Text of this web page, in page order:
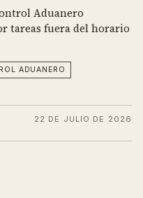
Aduanero
tareas fuera del horario
ADUANERO
22 DE JULIO DE 2026